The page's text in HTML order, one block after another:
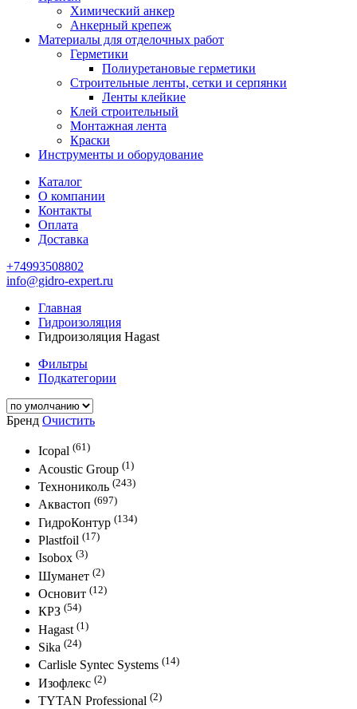
Химический анкер
Анкерный крепеж
Материалы для отделочных работ
Герметики
Полиуретановые герметики
Строительные ленты, сетки и серпянки
Ленты клейкие
Клей строительный
Монтажная лента
Краски
Инструменты и оборудование
Каталог
О компании
Контакты
Оплата
Доставка
+74993508802
info@gidro-expert.ru
Главная
Гидроизоляция
Гидроизоляция Hagast
Фильтры
Подкатегории
Бренд Очистить
Icopal (61)
Acoustic Group (1)
Технониколь (243)
Аквастоп (697)
ГидроКонтур (134)
Plastfoil (17)
Isobox (3)
Шуманет (2)
Основит (12)
КРЗ (54)
Hagast (1)
Sika (24)
Carlisle Syntec Systems (14)
Изофлекс (2)
TYTAN Professional (2)